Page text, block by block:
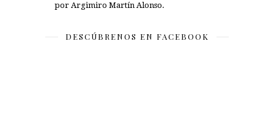
por Argimiro Martín Alonso.
DESCÚBRENOS EN FACEBOOK